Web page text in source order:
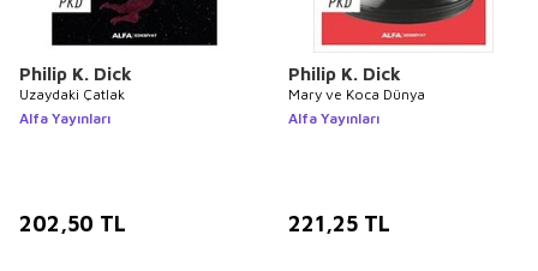
Philip K. Dick
Uzaydaki Çatlak
Alfa Yayınları
202,50 TL
Philip K. Dick
Mary ve Koca Dünya
Alfa Yayınları
221,25 TL